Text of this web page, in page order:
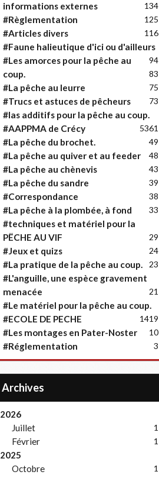
informations externes
134
#Règlementation 125
#Articles divers 116
#Faune halieutique d'ici ou d'ailleurs
94
#Les amorces pour la pêche au
coup.
83
#La pêche au leurre 75
#Trucs et astuces de pêcheurs 73
#las additifs pour la pêche au coup.
61
#AAPPMA de Crécy 53
#La pêche du brochet. 49
#La pêche au quiver et au feeder 48
#La pêche au chènevis 43
#La pêche du sandre 39
#Correspondance 38
#La pêche à la plombée, à fond 33
#techniques et matériel pour la
PËCHE AU VIF
29
#Jeux et quizs 24
#La pratique de la pêche au coup. 23
#L'anguille, une espèce gravement
menacée
21
#Le matériel pour la pêche au coup.
19
#ECOLE DE PECHE 14
#Les montages en Pater-Noster 10
#Réglementation 3
Archives
2026
Juillet
1
Février 1
2025
Octobre
1